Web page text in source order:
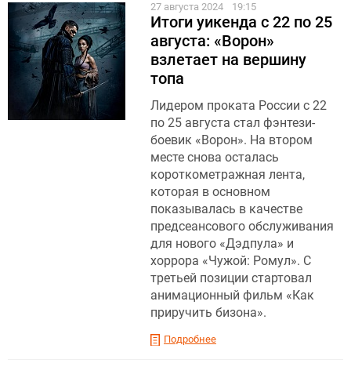
27 августа 2024 19:15
Итоги уикенда с 22 по 25
августа: «Ворон»
взлетает на вершину
топа
Лидером проката России с 22
по 25 августа стал фэнтези-
боевик «Ворон». На втором
месте снова осталась
короткометражная лента,
которая в основном
показывалась в качестве
предсеансового обслуживания
для нового «Дэдпула» и
хоррора «Чужой: Ромул». С
третьей позиции стартовал
анимационный фильм «Как
приручить бизона».
Подробнее